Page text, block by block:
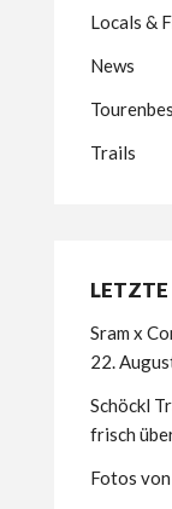
Locals &
News
Trails
LETZTE
Sram x
22.
Schöckl
frisch
Fotos